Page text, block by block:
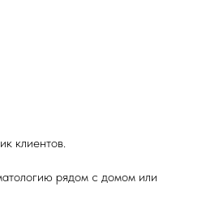
клиентов.
рядом с домом или